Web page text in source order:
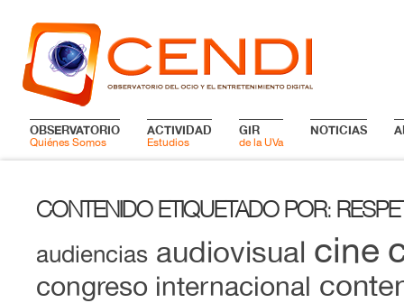
OBSERVATORIO
Quiénes Somos
ACTIVIDAD
Estudios
GIR
de la UVa
NOTICIAS
CONTENIDO ETIQUETADO POR:
audiencias audiovisual cine
congreso internacional